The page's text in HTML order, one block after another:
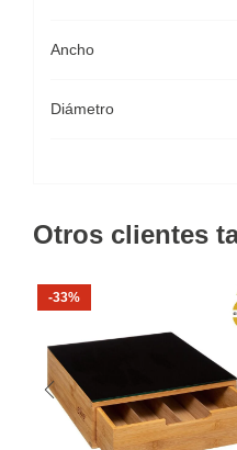
Ancho
Diámetro
Otros clientes
-33%